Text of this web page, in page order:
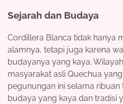
Sejarah dan Budaya
Cordillera Blanca tidak hanya
alamnya, tetapi juga karena
budayanya yang kaya.
masyarakat asli Quechua
pegunungan ini selama ribuan
budaya yang kaya dan tradisi